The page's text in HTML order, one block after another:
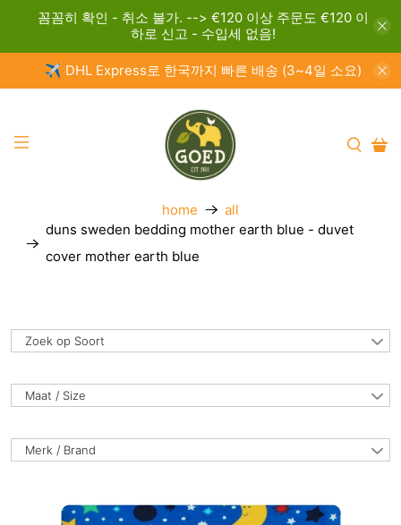
꼼꼼히 확인 - 취소 불가. --> €120 이상 주문도 €120 이
하로 신고 - 수입세 없음!
✈️ DHL Express로 한국까지 빠른 배송 (3~4일 소요)
home
all
duns sweden bedding mother earth blue - duvet
cover mother earth blue
Zoek op Soort
Maat / Size
Merk / Brand